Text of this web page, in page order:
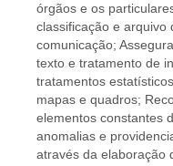
órgãos e os
classificação e arquivo
comunicação;
texto e tratamento de
tratamentos
mapas e quadros;
elementos constantes
anomalias e
através da elaboração